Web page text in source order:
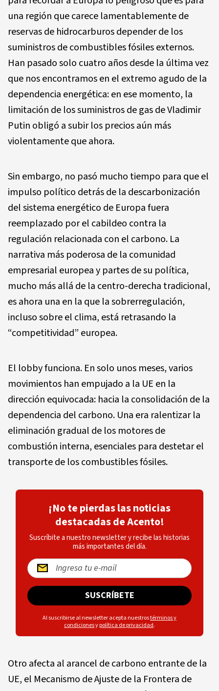
una región que carece lamentablemente de
reservas de hidrocarburos depender de los
suministros de combustibles fósiles externos.
Han pasado solo cuatro años desde la última vez
que nos encontramos en el extremo agudo de la
dependencia energética: en ese momento, la
limitación de los suministros de gas de Vladimir
Putin obligó a subir los precios aún más
violentamente que ahora.
Sin embargo, no pasó mucho tiempo para que el
impulso político detrás de la descarbonización
del sistema energético de Europa fuera
reemplazado por el cabildeo contra la
regulación relacionada con el carbono. La
narrativa más poderosa de la comunidad
empresarial europea y partes de su política,
mucho más allá de la centro-derecha tradicional,
es ahora una en la que la sobrerregulación,
incluso sobre el clima, está retrasando la
“competitividad” europea.
El lobby funciona. En solo unos meses, varios
movimientos han empujado a la UE en la
dirección equivocada: hacia la consolidación de la
dependencia del carbono. Una era ralentizar la
eliminación gradual de los motores de
combustión interna, esenciales para destetar el
transporte de los combustibles fósiles.
¡No te pierdas las noticias
destacadas de Acento!
Suscríbite a nuestro newsletter y recibe las historias
más importantes del día.
SUSCRÍBETE
Al suscribirse al newsletter acepta nuestrostérminos y
condicionesypolítica de privacidad.
Otro afecta al arancel de carbono entrante de la
UE, el Mecanismo de Ajuste de la Frontera de